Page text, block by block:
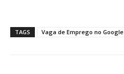
TAGS Vaga de Emprego no Google